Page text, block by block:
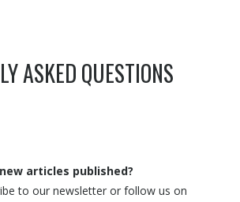
ASKED QUESTIONS
articles published?
to our newsletter or follow us on